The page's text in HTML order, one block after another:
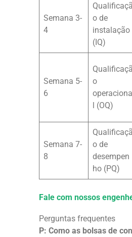
Semana 3-
4
Qualificaçã
o de
instalação
(IQ)
Semana 5-
6
Qualificaçã
o
operaciona
l (OQ)
Semana 7-
8
Qualificaçã
o de
desempen
ho (PQ)
Fale com nossos
Perguntas frequentes
P: Como as bolsas de